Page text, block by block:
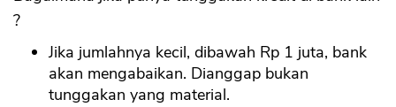
?
Jika jumlahnya kecil, dibawah Rp 1 juta, bank
akan mengabaikan. Dianggap bukan
tunggakan yang material.